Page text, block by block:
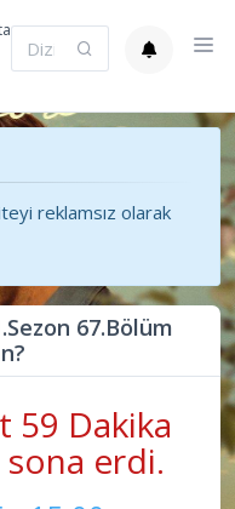
reklamsız olarak
67.Bölüm
59 Dakika
erdi.